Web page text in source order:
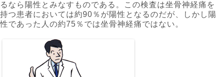
るなら陽性とみなすものである。この検査は坐骨神経痛を
持つ患者においては約90％が陽性となるのだが、しかし陽
性であった人の約75％では坐骨神経痛ではない。